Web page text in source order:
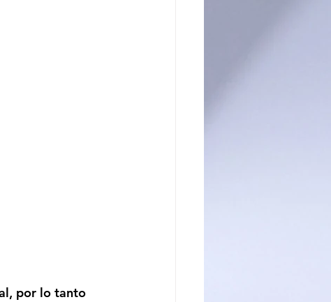
por lo tanto